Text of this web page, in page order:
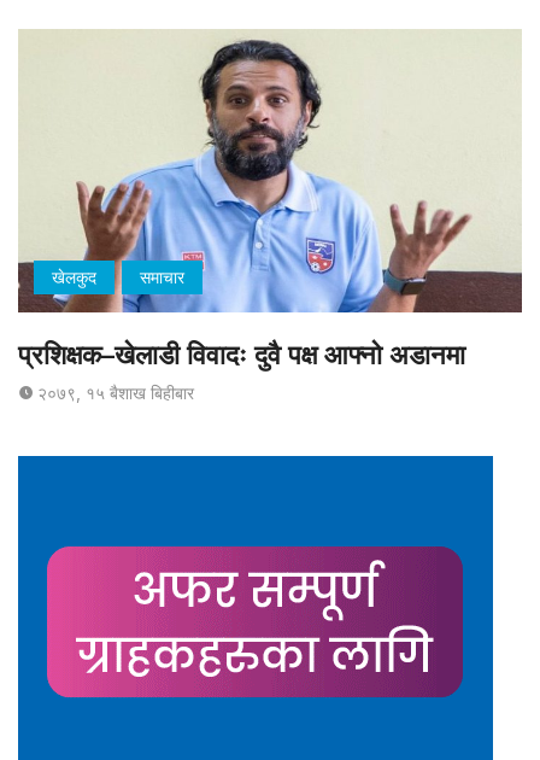
खेलकुद समाचार
प्रशिक्षक–खेलाडी विवादः दुवै पक्ष आफ्नो अडानमा
२०७९, १५ बैशाख बिहीबार